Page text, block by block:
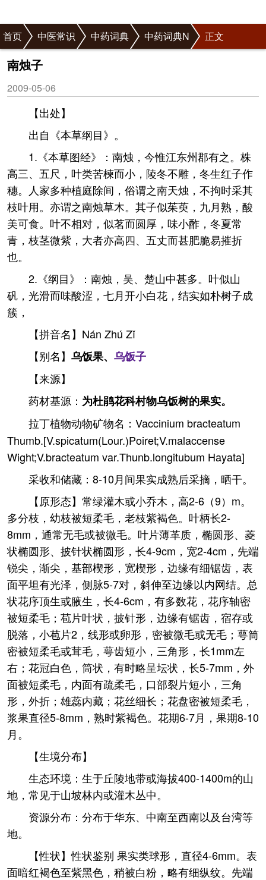
首页 中医常识 中药词典 中药词典N 正文
南烛子
2009-05-06
【出处】
出自《本草纲目》。
1.《本草图经》：南烛，今惟江东州郡有之。株
高三、五尺，叶类苦楝而小，陵冬不雕，冬生红子作
穗。人家多种植庭除间，俗谓之南天烛，不拘时采其
枝叶用。亦谓之南烛草木。其子似茱萸，九月熟，酸
美可食。叶不相对，似茗而圆厚，味小酢，冬夏常
青，枝茎微紫，大者亦高四、五丈而甚肥脆易摧折
也。
2.《纲目》：南烛，吴、楚山中甚多。叶似山
矾，光滑而味酸涩，七月开小白花，结实如朴树子成
簇，
【拼音名】Nán Zhú Zǐ
【别名】 乌饭果、 乌饭子
【来源】
药材基源： 为杜鹃花科村物乌饭树的果实。
拉丁植物动物矿物名：Vaccinium bracteatum
Thumb.[V.spicatum(Lour.)Poiret;V.malaccense
Wight;V.bracteatum var.Thunb.longitubum Hayata]
采收和储藏：8-10月间果实成熟后采摘，晒干。
【原形态】常绿灌木或小乔木，高2-6（9）m。
多分枝，幼枝被短柔毛，老枝紫褐色。叶柄长2-
8mm，通常无毛或被微毛。叶片薄革质，椭圆形、菱
状椭圆形、披针状椭圆形，长4-9cm，宽2-4cm，先端
锐尖，渐尖，基部楔形，宽楔形，边缘有细锯齿，表
面平坦有光泽，侧脉5-7对，斜伸至边缘以内网结。总
状花序顶生或腋生，长4-6cm，有多数花，花序轴密
被短柔毛；苞片叶状，披针形，边缘有锯齿，宿存或
脱落，小苞片2，线形或卵形，密被微毛或无毛；萼筒
密被短柔毛或茸毛，萼齿短小，三角形，长1mm左
右；花冠白色，筒状，有时略呈坛状，长5-7mm，外
面被短柔毛，内面有疏柔毛，口部裂片短小，三角
形，外折；雄蕊内藏；花丝细长；花盘密被短柔毛，
浆果直径5-8mm，熟时紫褐色。花期6-7月，果期8-10
月。
【生境分布】
生态环境：生于丘陵地带或海拔400-1400m的山
地，常见于山坡林内或灌木丛中。
资源分布：分布于华东、中南至西南以及台湾等
地。
【性状】性状鉴别 果实类球形，直径4-6mm。表
面暗红褐色至紫黑色，稍被白粉，略有细纵纹。先端